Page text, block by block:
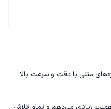
من یک تایپیست و انجام‌دهنده‌ی پروژه‌های متنی با دقت و سرعت بالا